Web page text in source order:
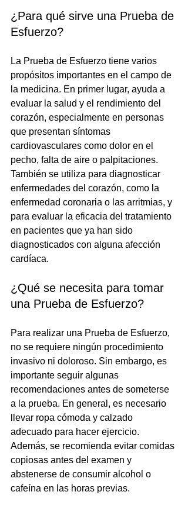
¿Para qué sirve una Prueba de
Esfuerzo?
La Prueba de Esfuerzo tiene varios
propósitos importantes en el campo de
la medicina. En primer lugar, ayuda a
evaluar la salud y el rendimiento del
corazón, especialmente en personas
que presentan síntomas
cardiovasculares como dolor en el
pecho, falta de aire o palpitaciones.
También se utiliza para diagnosticar
enfermedades del corazón, como la
enfermedad coronaria o las arritmias, y
para evaluar la eficacia del tratamiento
en pacientes que ya han sido
diagnosticados con alguna afección
cardíaca.
¿Qué se necesita para tomar
una Prueba de Esfuerzo?
Para realizar una Prueba de Esfuerzo,
no se requiere ningún procedimiento
invasivo ni doloroso. Sin embargo, es
importante seguir algunas
recomendaciones antes de someterse
a la prueba. En general, es necesario
llevar ropa cómoda y calzado
adecuado para hacer ejercicio.
Además, se recomienda evitar comidas
copiosas antes del examen y
abstenerse de consumir alcohol o
cafeína en las horas previas.